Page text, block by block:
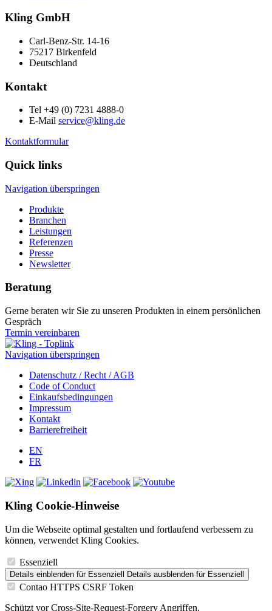
Kling GmbH
Carl-Benz-Str. 14-16
75217 Birkenfeld
Deutschland
Kontakt
Tel +49 (0) 7231 4888-0
E-Mail service@kling.de
Kontaktformular
Quick links
Navigation überspringen
Produkte
Branchen
Leistungen
Referenzen
Presse
Newsletter
Beratung
Gerne beraten wir Sie zu unseren Produkten in einem persönlichen
Gespräch
Termin vereinbaren
Navigation überspringen
Datenschutz / Recht / AGB
Code of Conduct
Einkaufsbedingungen
Impressum
Kontakt
Barrierefreiheit
EN
FR
Kling Cookie-Hinweise
Um die Webseite optimal gestalten und fortlaufend verbessern zu
können, verwendet Kling Cookies.
Essenziell
Details einblenden für Essenziell Details ausblenden für Essenziell
Contao HTTPS CSRF Token
Schützt vor Cross-Site-Request-Forgery Angriffen.